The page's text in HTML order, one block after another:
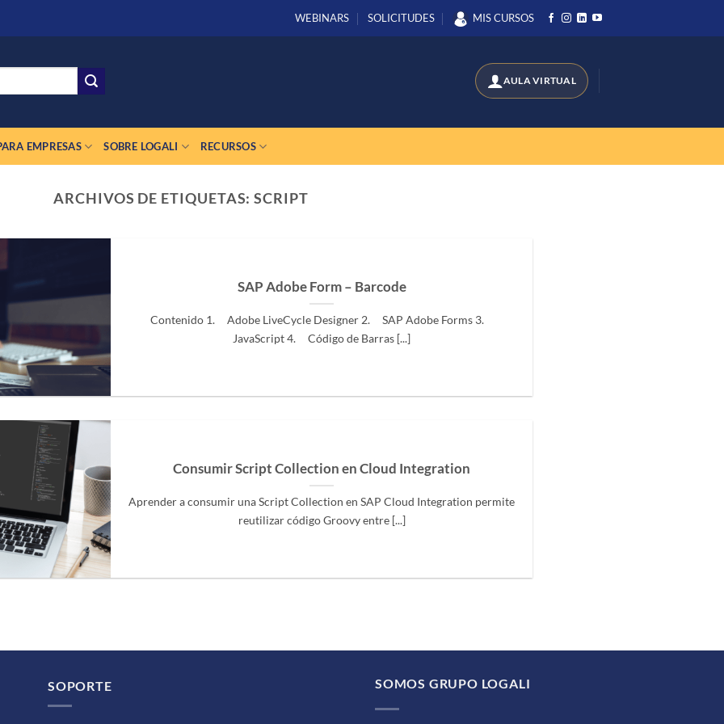
WEBINARS SOLICITUDES MIS CURSOS
EMPRESAS SOBRE LOGALI RECURSOS
ARCHIVOS DE ETIQUETAS:SCRIPT
SAP Adobe Form – Barcode
Contenido 1. Adobe LiveCycle Designer 2. SAP Adobe Forms 3.
JavaScript 4. Código de Barras [...]
Consumir Script Collection en Cloud Integration
Aprender a consumir una Script Collection en SAP Cloud Integration permite
reutilizar código Groovy entre [...]
SOPORTE SOMOS GRUPO LOGALI